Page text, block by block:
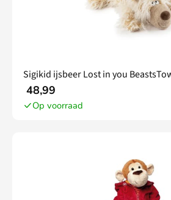
Sigikid ijsbeer Lost in you
48,99
Op voorraad